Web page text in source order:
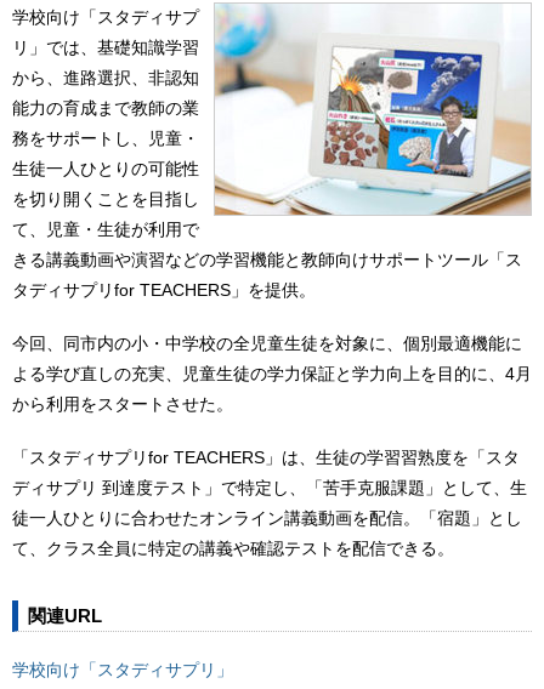
学校向け「スタディサプ
リ」では、基礎知識学習
から、進路選択、非認知
能力の育成まで教師の業
務をサポートし、児童・
生徒一人ひとりの可能性
を切り開くことを目指し
て、児童・生徒が利用で
きる講義動画や演習などの学習機能と教師向けサポートツール「ス
タディサプリfor TEACHERS」を提供。
今回、同市内の小・中学校の全児童生徒を対象に、個別最適機能に
よる学び直しの充実、児童生徒の学力保証と学力向上を目的に、4月
から利用をスタートさせた。
「スタディサプリfor TEACHERS」は、生徒の学習習熟度を「スタ
ディサプリ 到達度テスト」で特定し、「苦手克服課題」として、生
徒一人ひとりに合わせたオンライン講義動画を配信。「宿題」とし
て、クラス全員に特定の講義や確認テストを配信できる。
関連URL
学校向け「スタディサプリ」